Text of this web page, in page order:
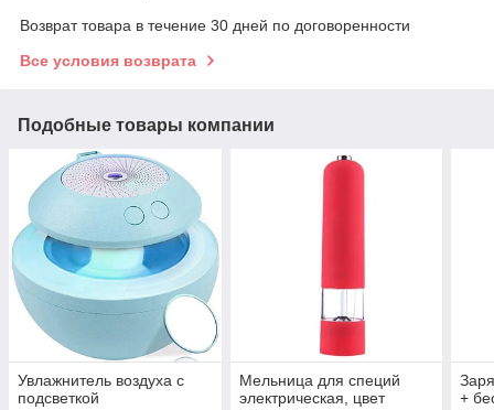
Возврат товара в течение 30 дней по договоренности
Все условия возврата
Подобные товары компании
Увлажнитель воздуха с
подсветкой
Мельница для специй
электрическая, цвет
+